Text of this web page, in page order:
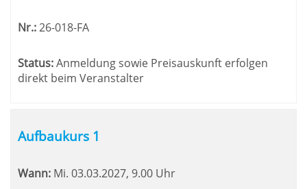
Nr.:26-018-FA
Status:Anmeldung sowie Preisauskunft erfolgen
direkt beim Veranstalter
Aufbaukurs 1
Wann: Mi. 03.03.2027, 9.00 Uhr